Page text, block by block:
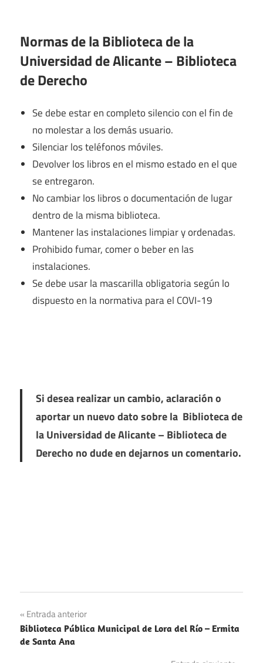
Normas de la Biblioteca de la
Universidad de Alicante – Biblioteca
de Derecho
Se debe estar en completo silencio con el fin de
no molestar a los demás usuario.
Silenciar los teléfonos móviles.
Devolver los libros en el mismo estado en el que
se entregaron.
No cambiar los libros o documentación de lugar
dentro de la misma biblioteca.
Mantener las instalaciones limpiar y ordenadas.
Prohibido fumar, comer o beber en las
instalaciones.
Se debe usar la mascarilla obligatoria según lo
dispuesto en la normativa para el COVI-19
Si desea realizar un cambio, aclaración o
aportar un nuevo dato sobre la Biblioteca de
la Universidad de Alicante – Biblioteca de
Derecho no dude en dejarnos un comentario.
Navegación
de
Entrada anterior
Biblioteca Pública Municipal de Lora del Río – Ermita
de Santa Ana